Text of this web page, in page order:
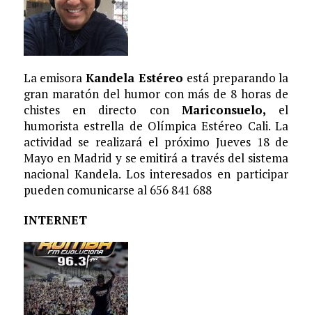
La emisoraKandela Estéreo está preparando la
gran maratón del humor con más de 8 horas de
chistes en directo conMariconsuelo, el
humorista estrella de Olímpica Estéreo Cali. La
actividad se realizará el próximo Jueves 18 de
Mayo en Madrid y se emitirá a través del sistema
nacional Kandela. Los interesados en participar
pueden comunicarse al 656 841 688
INTERNET